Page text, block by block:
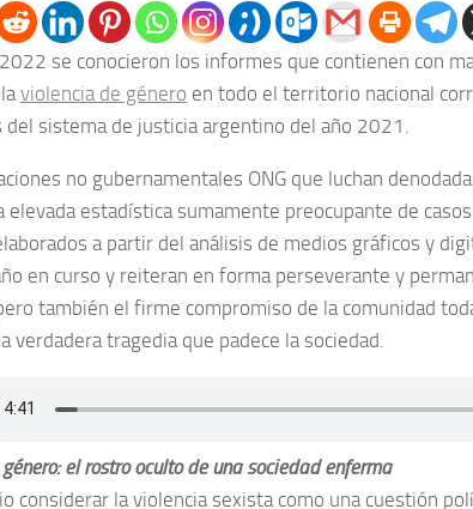
se conocieron los informes que contienen con
violencia de género en todo el territorio nacional
del sistema de justicia argentino del año 2021.
no gubernamentales ONG que luchan
elevada estadística sumamente preocupante de
a partir del análisis de medios gráficos y
en curso y reiteran en forma perseverante y
también el firme compromiso de la comunidad
verdadera tragedia que padece la sociedad.
el rostro oculto de una sociedad enferma
considerar la violencia sexista como una cuestión